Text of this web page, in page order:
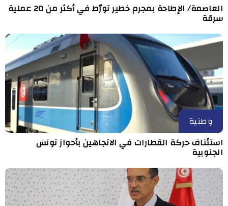
العاصمة/ الإطاحة بمجرم خطير تورّط في أكثر من 20 عملية
سرقة
وطنية
استئناف حركة القطارات في الاتجاهين بأحواز تونس
الجنوبية